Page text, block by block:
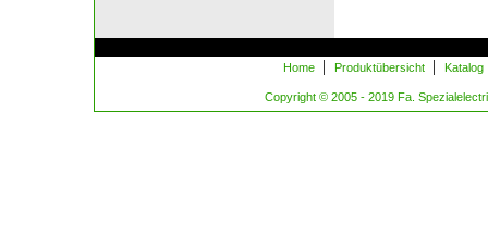
Home | Produktübersicht | Katalog
Copyright © 2005 - 2019 Fa.